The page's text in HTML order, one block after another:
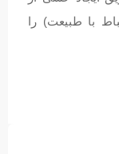
با طبیعت) را